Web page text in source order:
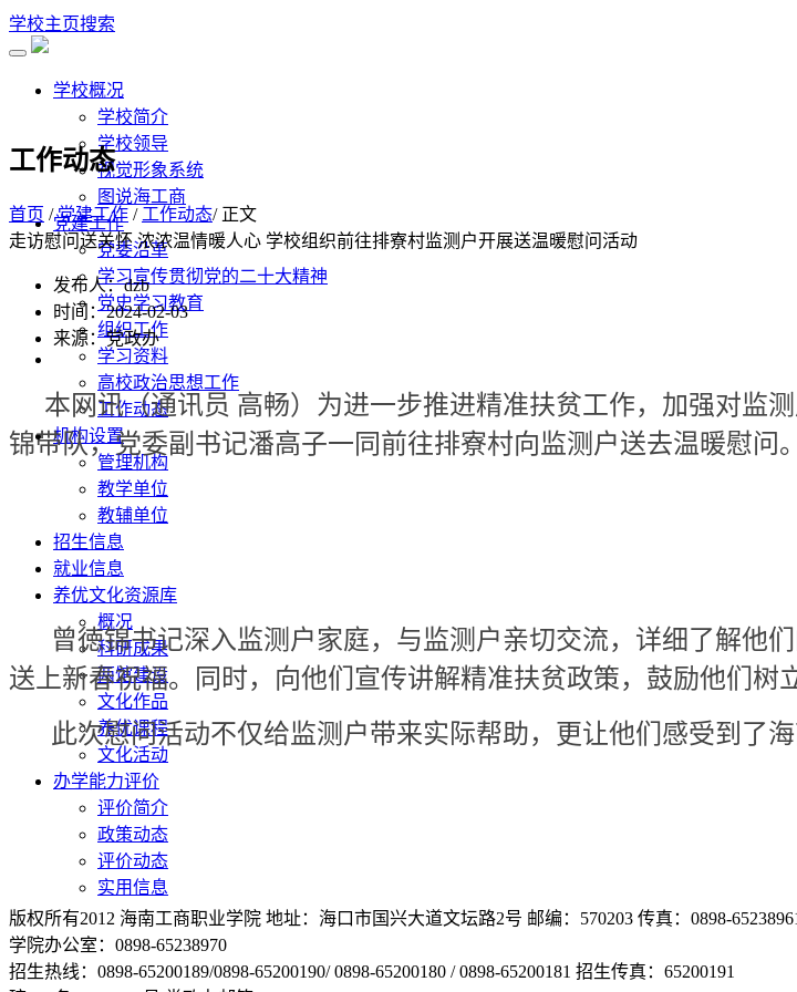
学校主页搜索
学校概况
学校简介
学校领导
视觉形象系统
图说海工商
党建工作
党委沿革
学习宣传贯彻党的二十大精神
党史学习教育
组织工作
学习资料
高校政治思想工作
工作动态
机构设置
管理机构
教学单位
教辅单位
招生信息
就业信息
养优文化资源库
概况
科研成果
两馆建设
文化作品
养优课程
文化活动
办学能力评价
评价简介
政策动态
评价动态
实用信息
工作动态
首页 /党建工作 / 工作动态/ 正文
走访慰问送关怀 浓浓温情暖人心 学校组织前往排寮村监测户开展送温暖慰问活动
发布人：dzb
时间：2024-02-03
来源：党政办
本网讯（通讯员 高畅）为进一步推进精准扶贫工作，加强对监
锦带队，党委副书记潘高子一同前往排寮村向监测户送去温暖慰问。
曾徳锦书记深入监测户家庭，与监测户亲切交流，详细了解他
送上新春祝福。同时，向他们宣传讲解精准扶贫政策，鼓励他们树
此次慰问活动不仅给监测户带来实际帮助，更让他们感受到了
版权所有2012 海南工商职业学院 地址：海口市国兴大道文坛路2号 邮编：570203 传真：0898-
学院办公室：0898-65238970
招生热线：0898-65200189/0898-65200190/ 0898-65200180 / 0898-65200181 招生传真：65200191